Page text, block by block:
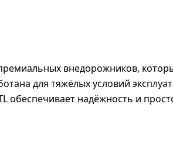
внедорожников,
для тяжёлых условий
обеспечивает надёжность и